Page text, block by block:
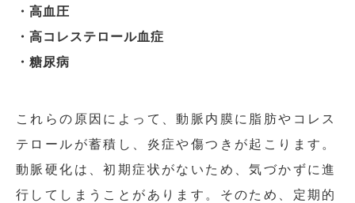
・高血圧
・高コレステロール血症
・糖尿病
これらの原因によって、動脈内膜に脂肪やコレス
テロールが蓄積し、炎症や傷つきが起こります。
動脈硬化は、初期症状がないため、気づかずに進
行してしまうことがあります。そのため、定期的